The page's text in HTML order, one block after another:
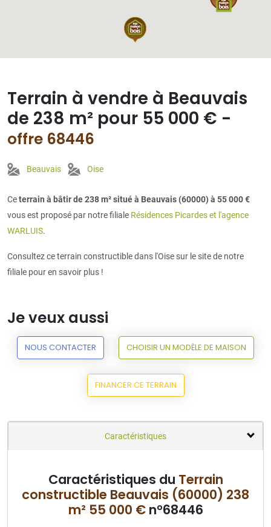
Terrain à vendre à Beauvais
de 238 m² pour 55 000 € -
offre 68446
Beauvais Oise
Ceterrain à bâtir de 238 m² situé à Beauvais (60000) à 55 000 €
vous est proposé par notre filiale Résidences Picardes et l'agence
WARLUIS.
Consultez ce terrain constructible dans l'Oise sur le site de notre
filiale pour en savoir plus !
Je veux aussi
NOUS CONTACTER CHOISIR UN MODÈLE DE MAISON
FINANCER CE TERRAIN
Caractéristiques
Caractéristiques du Terrain
constructible Beauvais (60000) 238
m² 55 000 €n°68446